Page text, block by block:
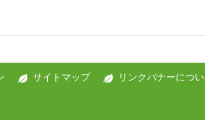
サイトマップ リンクバナーについ